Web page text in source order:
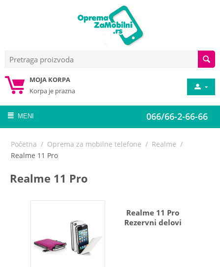
MOJA KORPA
Korpa je prazna
066/66-2-66-66
MENI
Početna / Oprema za mobilne telefone / Realme /
Realme 11 Pro
Realme 11 Pro
Realme 11 Pro
Rezervni delovi